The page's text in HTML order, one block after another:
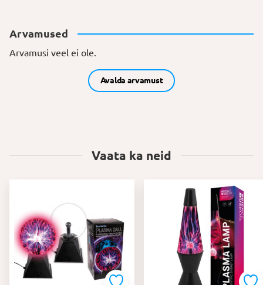
Arvamused
Arvamusi veel ei ole.
Avalda arvamust
Vaata ka neid